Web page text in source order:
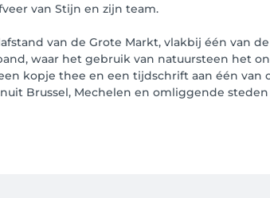
van Stijn en zijn team.
van de Grote Markt, vlakbij één van
waar het gebruik van natuursteen het
kopje thee en een tijdschrift aan één van
Brussel, Mechelen en omliggende